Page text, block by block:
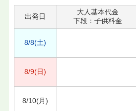
出発日
大人基本代金
下段：子供料金
8/8(土)
8/9(日)
8/10(月)